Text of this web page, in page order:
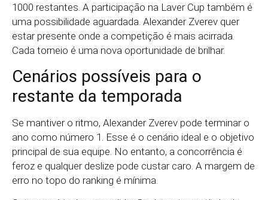
1000 restantes. A participação na Laver Cup também é
uma possibilidade aguardada. Alexander Zverev quer
estar presente onde a competição é mais acirrada.
Cada torneio é uma nova oportunidade de brilhar.
Cenários possíveis para o
restante da temporada
Se mantiver o ritmo, Alexander Zverev pode terminar o
ano como número 1. Esse é o cenário ideal e o objetivo
principal de sua equipe. No entanto, a concorrência é
feroz e qualquer deslize pode custar caro. A margem de
erro no topo do ranking é mínima.